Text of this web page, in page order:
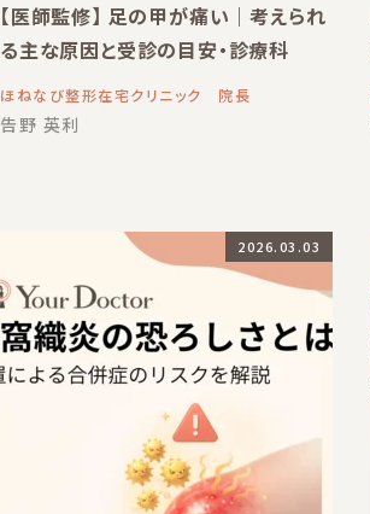
【医師監修】 足の甲が痛い｜考えられ
る主な原因と受診の目安・診療科
ほねなび整形在宅クリニック 院長
告野 英利
2026.03.03